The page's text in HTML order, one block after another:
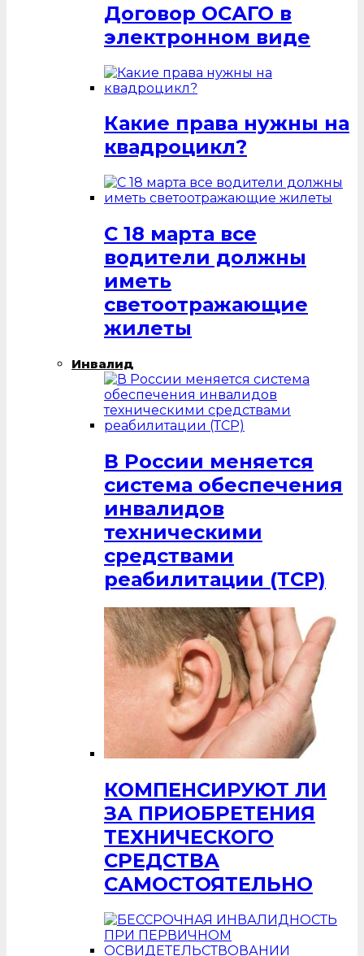
Договор ОСАГО в
электронном виде
Какие права нужны на
квадроцикл?
С 18 марта все
водители должны
иметь
светоотражающие
жилеты
Инвалид
В России меняется
система обеспечения
инвалидов
техническими
средствами
реабилитации (ТСР)
КОМПЕНСИРУЮТ ЛИ
ЗА ПРИОБРЕТЕНИЯ
ТЕХНИЧЕСКОГО
СРЕДСТВА
САМОСТОЯТЕЛЬНО